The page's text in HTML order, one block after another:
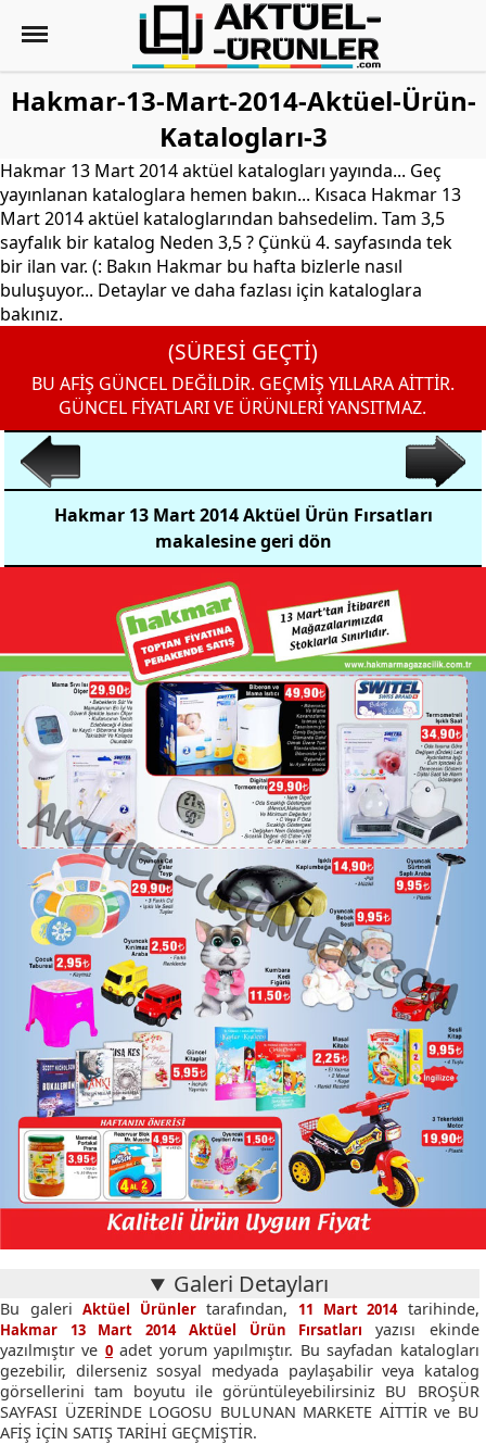
Hakmar-13-Mart-2014-Aktüel-Ürün-
Katalogları-3
Hakmar 13 Mart 2014 aktüel katalogları yayında... Geç
yayınlanan kataloglara hemen bakın... Kısaca Hakmar 13
Mart 2014 aktüel kataloglarından bahsedelim. Tam 3,5
sayfalık bir katalog Neden 3,5 ? Çünkü 4. sayfasında tek
bir ilan var. (: Bakın Hakmar bu hafta bizlerle nasıl
buluşuyor... Detaylar ve daha fazlası için kataloglara
bakınız.
(SÜRESİ GEÇTİ)
BU AFİŞ GÜNCEL DEĞİLDİR. GEÇMİŞ YILLARA AİTTİR.
GÜNCEL FİYATLARI VE ÜRÜNLERİ YANSITMAZ.
Hakmar 13 Mart 2014 Aktüel Ürün Fırsatları
makalesine geri dön
Galeri Detayları
Bu galeriAktüel Ürünlertarafından, 11 Mart 2014tarihinde,
Hakmar 13 Mart 2014 Aktüel Ürün Fırsatlarıyazısı ekinde
yazılmıştır ve 0adet yorum yapılmıştır. Bu sayfadan katalogları
gezebilir, dilerseniz sosyal medyada paylaşabilir veya katalog
görsellerini tam boyutu ile görüntüleyebilirsiniz BU BROŞÜR
SAYFASI ÜZERİNDE LOGOSU BULUNAN MARKETE AİTTİR ve BU
AFİŞ İÇİN SATIŞ TARİHİ GEÇMİŞTİR.